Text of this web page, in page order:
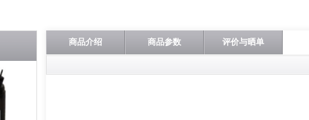
商品介绍 商品参数 评价与晒单